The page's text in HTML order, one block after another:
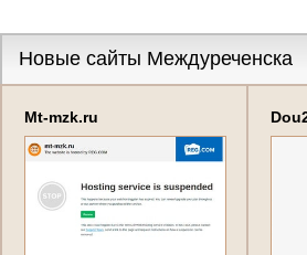
Новые сайты Междуреченска
Mt-mzk.ru